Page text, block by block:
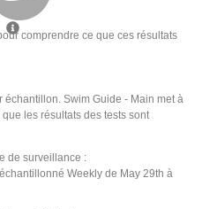
comprendre ce que ces résultats
échantillon. Swim Guide - Main met à
les résultats des tests sont
de surveillance :
Weekly de May 29th à